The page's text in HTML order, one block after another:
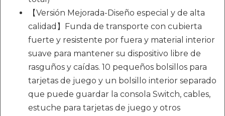
【Versión Mejorada-Diseño especial y de alta
calidad】Funda de transporte con cubierta
fuerte y resistente por fuera y material interior
suave para mantener su dispositivo libre de
rasguños y caídas. 10 pequeños bolsillos para
tarjetas de juego y un bolsillo interior separado
que puede guardar la consola Switch, cables,
estuche para tarjetas de juego y otros